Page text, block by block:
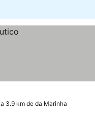
a 3.9 km de da Marinha